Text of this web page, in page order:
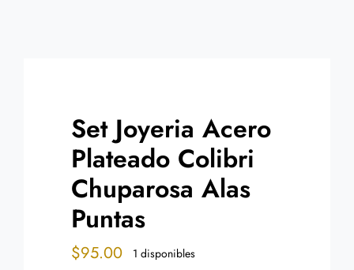
Set Joyeria Acero
Plateado Colibri
Chuparosa Alas
Puntas
$95.00 1 disponibles